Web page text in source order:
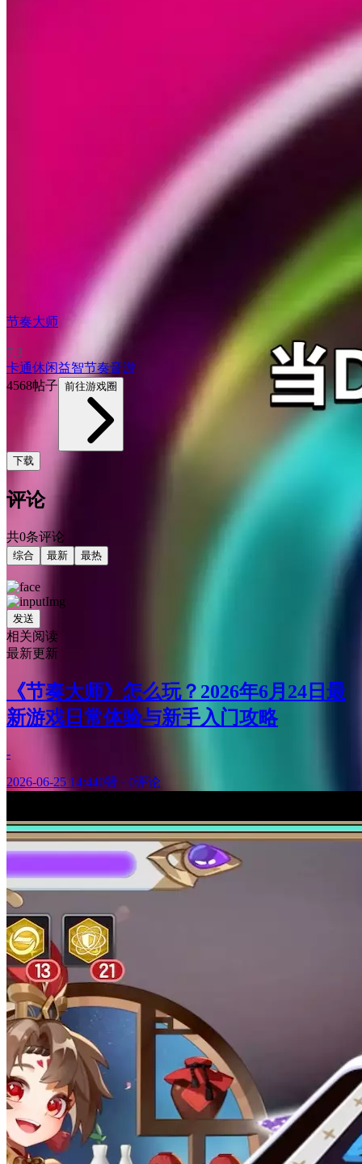
节奏大师
7.3
卡通休闲益智节奏音游
4568帖子 前往游戏圈
下载
评论
共0条评论
综合 最新 最热
发送
相关阅读
最新更新
《节奏大师》怎么玩？2026年6月24日最
新游戏日常体验与新手入门攻略
-
2026-06-25 14:440赞 · 0评论